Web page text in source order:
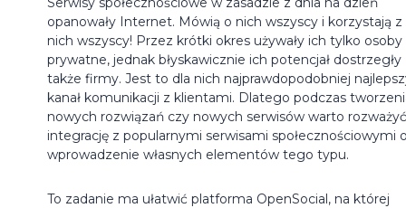
opanowały Internet. Mówią o nich wszyscy i korzystają z
nich wszyscy! Przez krótki okres używały ich tylko osoby
prywatne, jednak błyskawicznie ich potencjał dostrzegły
także firmy. Jest to dla nich najprawdopodobniej
kanał komunikacji z klientami. Dlatego podczas
nowych rozwiązań czy nowych serwisów warto rozważyć
integrację z popularnymi serwisami społecznościowymi
wprowadzenie własnych elementów tego typu.
To zadanie ma ułatwić platforma OpenSocial, na której